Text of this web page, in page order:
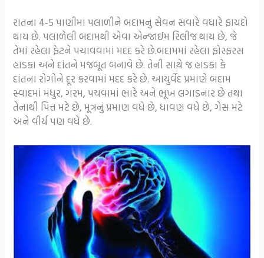
રાતના 4-5 પાણીમાં પલાળીને બદામનું સેવન સવારે વધારે ફાયદો
થાય છે. પલાળેલી બદામથી એવા એન્જાઈમ રિલીજ થાય છે, જે
તેમાં રહેલા ફેટને પચાવવામાં મદદ કરે છે.બદામમાં રહેલા ફોસ્ફરસ
હાડકા અને દાંતને મજબૂત બનાવે છે. તેની સાથે જ હાડકા કે
દાંતના રોગોને દૂર કરવામાં મદદ કરે છે. આયુર્વેદ પ્રમાણે બદામ
સ્વાદમાં મધુર, ગરમ, પચવામાં ભારે અને ભૂખ લગાડનાર છે તથા
તેનાથી પિત્ત મટે છે, મૂત્રનું પ્રમાણ વધે છે, ધાવણ વધે છે, ગેસ મટે
અને વીર્ય પણ વધે છે.